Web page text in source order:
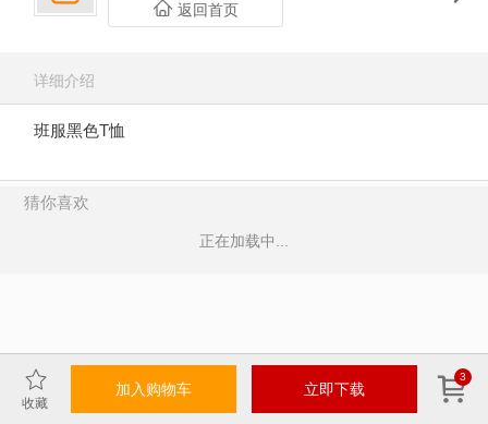
返回首页
详细介绍
班服黑色T恤
猜你喜欢
正在加载中...
收藏
加入购物车
3
立即下载